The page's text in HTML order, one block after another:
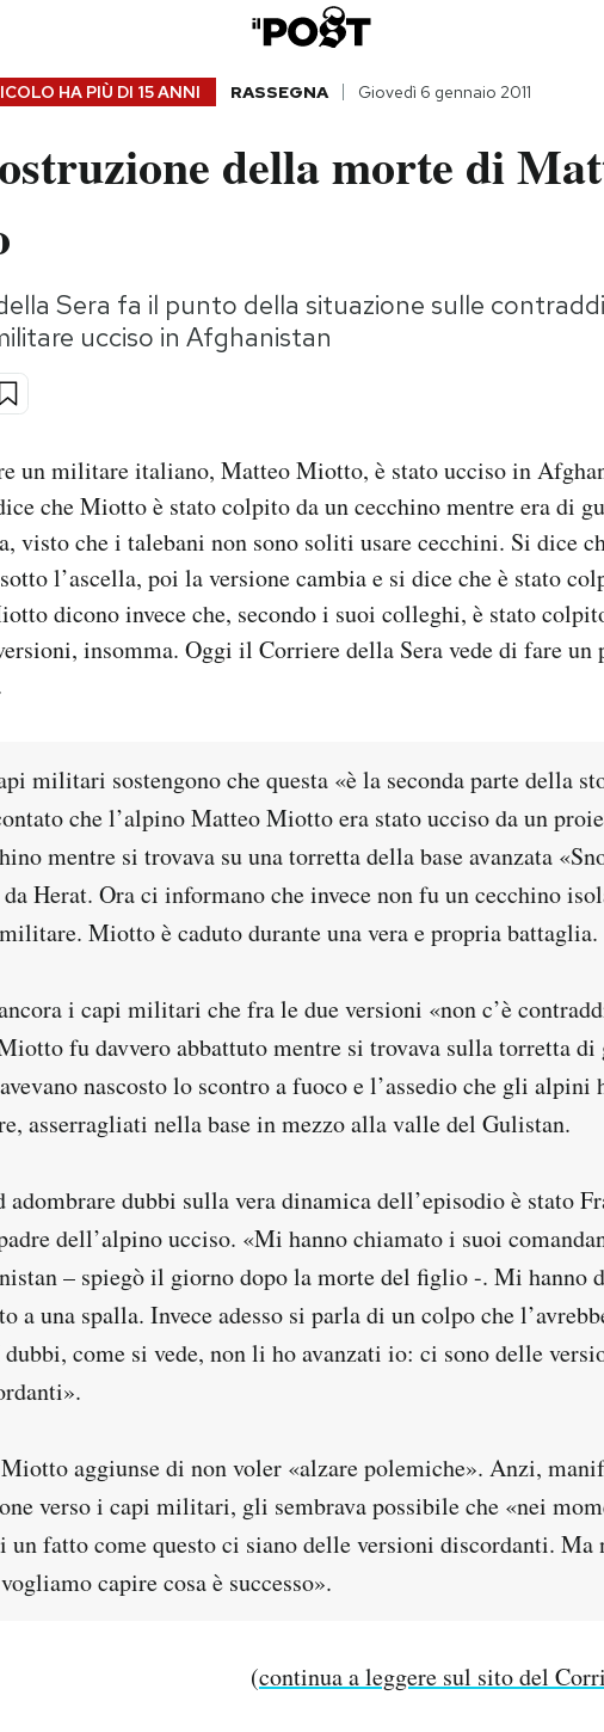
HA PIÙ DI 15 ANNI RASSEGNA Giovedì 6 gennaio 2011
della morte di
Sera fa il punto della situazione sulle
ucciso in Afghanistan
un militare italiano, Matteo Miotto, è stato ucciso in
che Miotto è stato colpito da un cecchino mentre era di
visto che i talebani non sono soliti usare cecchini. Si dice
l’ascella, poi la versione cambia e si dice che è stato
dicono invece che, secondo i suoi colleghi, è stato
insomma. Oggi il Corriere della Sera vede di fare un
militari sostengono che questa «è la seconda parte della
che l’alpino Matteo Miotto era stato ucciso da un
mentre si trovava su una torretta della base avanzata
Herat. Ora ci informano che invece non fu un cecchino
Miotto è caduto durante una vera e propria battaglia.
i capi militari che fra le due versioni «non c’è
fu davvero abbattuto mentre si trovava sulla torretta
nascosto lo scontro a fuoco e l’assedio che gli alpini
asserragliati nella base in mezzo alla valle del Gulistan.
dubbi sulla vera dinamica dell’episodio è stato
dell’alpino ucciso. «Mi hanno chiamato i suoi
– spiegò il giorno dopo la morte del figlio -. Mi hanno
a una spalla. Invece adesso si parla di un colpo che
come si vede, non li ho avanzati io: ci sono delle
aggiunse di non voler «alzare polemiche». Anzi,
verso i capi militari, gli sembrava possibile che «nei
un fatto come questo ci siano delle versioni discordanti. Ma
capire cosa è successo».
(continua a leggere sul sito del